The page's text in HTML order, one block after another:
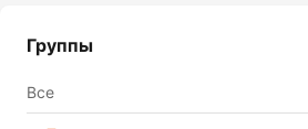
Группы
Все